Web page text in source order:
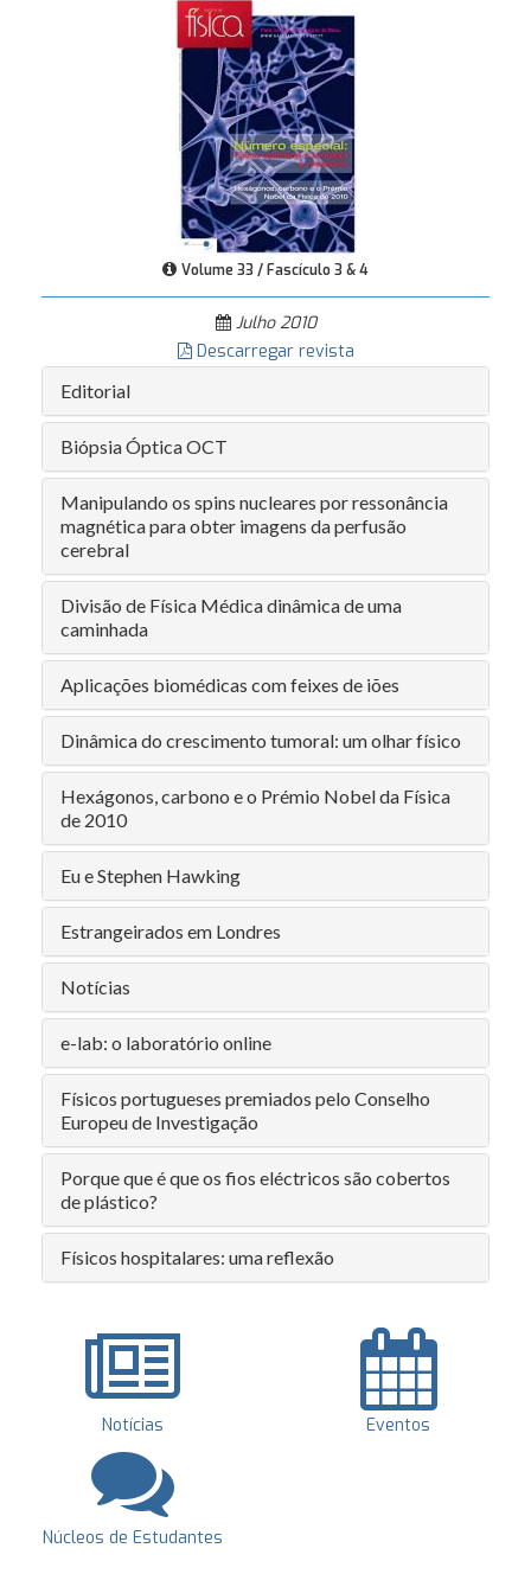
Volume 33 / Fascículo 3 & 4
Julho 2010
Descarregar revista
Editorial
Biópsia Óptica OCT
Manipulando os spins nucleares por ressonância
magnética para obter imagens da perfusão
cerebral
Divisão de Física Médica dinâmica de uma
caminhada
Aplicações biomédicas com feixes de iões
Dinâmica do crescimento tumoral: um olhar físico
Hexágonos, carbono e o Prémio Nobel da Física
de 2010
Eu e Stephen Hawking
Estrangeirados em Londres
Notícias
e-lab: o laboratório online
Físicos portugueses premiados pelo Conselho
Europeu de Investigação
Porque que é que os fios eléctricos são cobertos
de plástico?
Físicos hospitalares: uma reflexão
Notícias Eventos
Núcleos de Estudantes